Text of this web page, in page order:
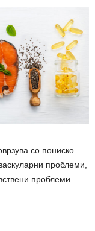
со пониско
проблеми,
проблеми.